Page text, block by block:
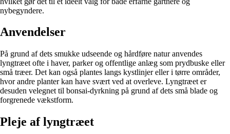
nybegyndere.
Anvendelser
På grund af dets smukke udseende og hårdføre natur anvendes
lyngtræet ofte i haver, parker og offentlige anlæg som prydbuske eller
små træer. Det kan også plantes langs kystlinjer eller i tørre områder,
hvor andre planter kan have svært ved at overleve. Lyngtræet er
desuden velegnet til bonsai-dyrkning på grund af dets små blade og
forgrenede vækstform.
Pleje af lyngtræet